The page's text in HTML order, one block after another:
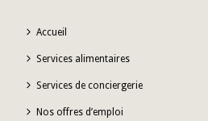
Accueil
Services alimentaires
Services de conciergerie
Nos offres d’emploi